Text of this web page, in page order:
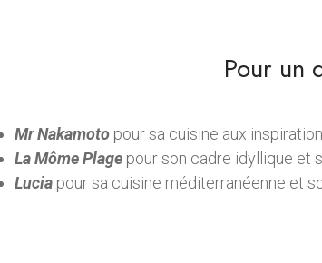
Pour un
Mr Nakamoto pour sa cuisine aux
La Môme Plagepour son cadre idyllique et
Lucia pour sa cuisine méditerranéenne et